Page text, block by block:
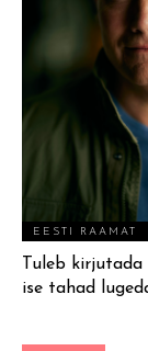
EESTI RAAMAT
Tuleb kirjutada
ise tahad